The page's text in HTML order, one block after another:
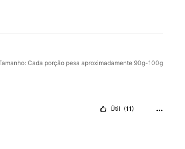
Cada porção pesa aproximadamente 90g-100g
Útil (11)